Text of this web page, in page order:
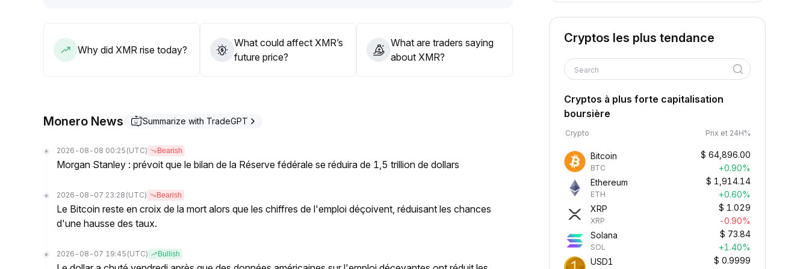
Why did XMR rise today?
What could affect XMR’s
future price?
What are traders saying
about XMR?
Monero News Summarize with TradeGPT
2026-08-08 00:25 (UTC) Bearish
Morgan Stanley : prévoit que le bilan de la Réserve fédérale se réduira de 1,5 trillion de dollars
2026-08-07 23:28 (UTC) Bearish
Le Bitcoin reste en croix de la mort alors que les chiffres de l'emploi déçoivent, réduisant les chances
d'une hausse des taux.
2026-08-07 19:45 (UTC) Bullish
Cryptos les plus tendance
Search
Cryptos à plus forte capitalisation
boursière
Crypto Prix et 24H%
Bitcoin
BTC
$ 64,896.00
+0.90%
Ethereum
ETH
$ 1,914.14
+0.60%
XRP
XRP
$ 1.029
-0.90%
Solana
SOL
$ 73.84
+1.40%
USD1
$ 0.9999